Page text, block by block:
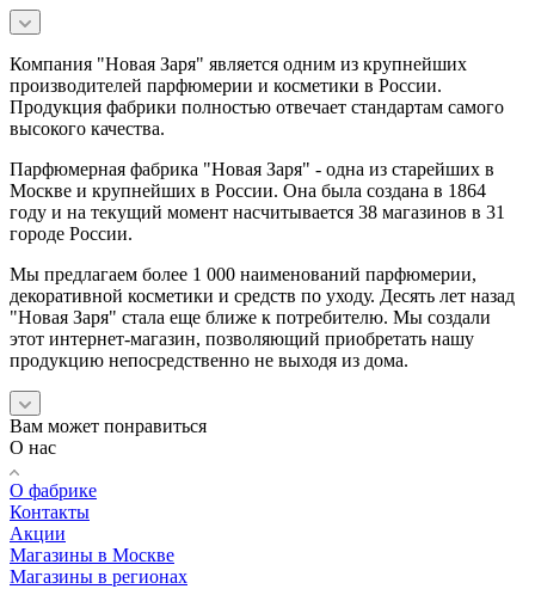
Компания "Новая Заря" является одним из крупнейших
производителей парфюмерии и косметики в России.
Продукция фабрики полностью отвечает стандартам самого
высокого качества.
Парфюмерная фабрика "Новая Заря" - одна из старейших в
Москве и крупнейших в России. Она была создана в 1864
году и на текущий момент насчитывается 38 магазинов в 31
городе России.
Мы предлагаем более 1 000 наименований парфюмерии,
декоративной косметики и средств по уходу. Десять лет назад
"Новая Заря" стала еще ближе к потребителю. Мы создали
этот интернет-магазин, позволяющий приобретать нашу
продукцию непосредственно не выходя из дома.
Вам может понравиться
О нас
О фабрике
Контакты
Акции
Магазины в Москве
Магазины в регионах